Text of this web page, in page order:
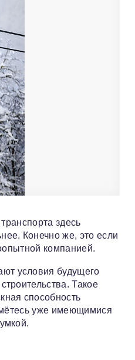
здесь
Конечно же, это если
компанией.
условия будущего
Такое
способность
уже имеющимися